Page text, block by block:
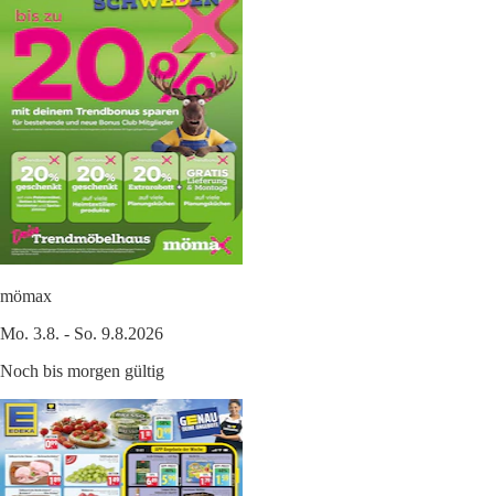
mömax
Mo. 3.8. - So. 9.8.2026
Noch bis morgen gültig